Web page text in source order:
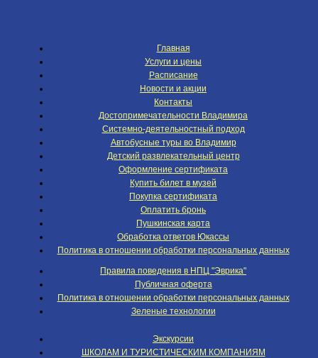
Главная
Услуги и цены
Расписание
Новости и акции
Контакты
Достопримечательности Владимира
Системно-деятельностный подход
Автобусные туры во Владимир
Детский развлекательный центр
Оформление сертификата
Купить билет в музей
Покупка сертификата
Оплатить бронь
Пушкинская карта
Обработка ответов Юкассы
Политика в отношении обработки персональных данных
Правила поведения в НПЦ "Эврика"
Публичная оферта
Политика в отношении обработки персональных данных
Зеленые технологии
Экскурсии
ШКОЛАМ И ТУРИСТИЧЕСКИМ КОМПАНИЯМ